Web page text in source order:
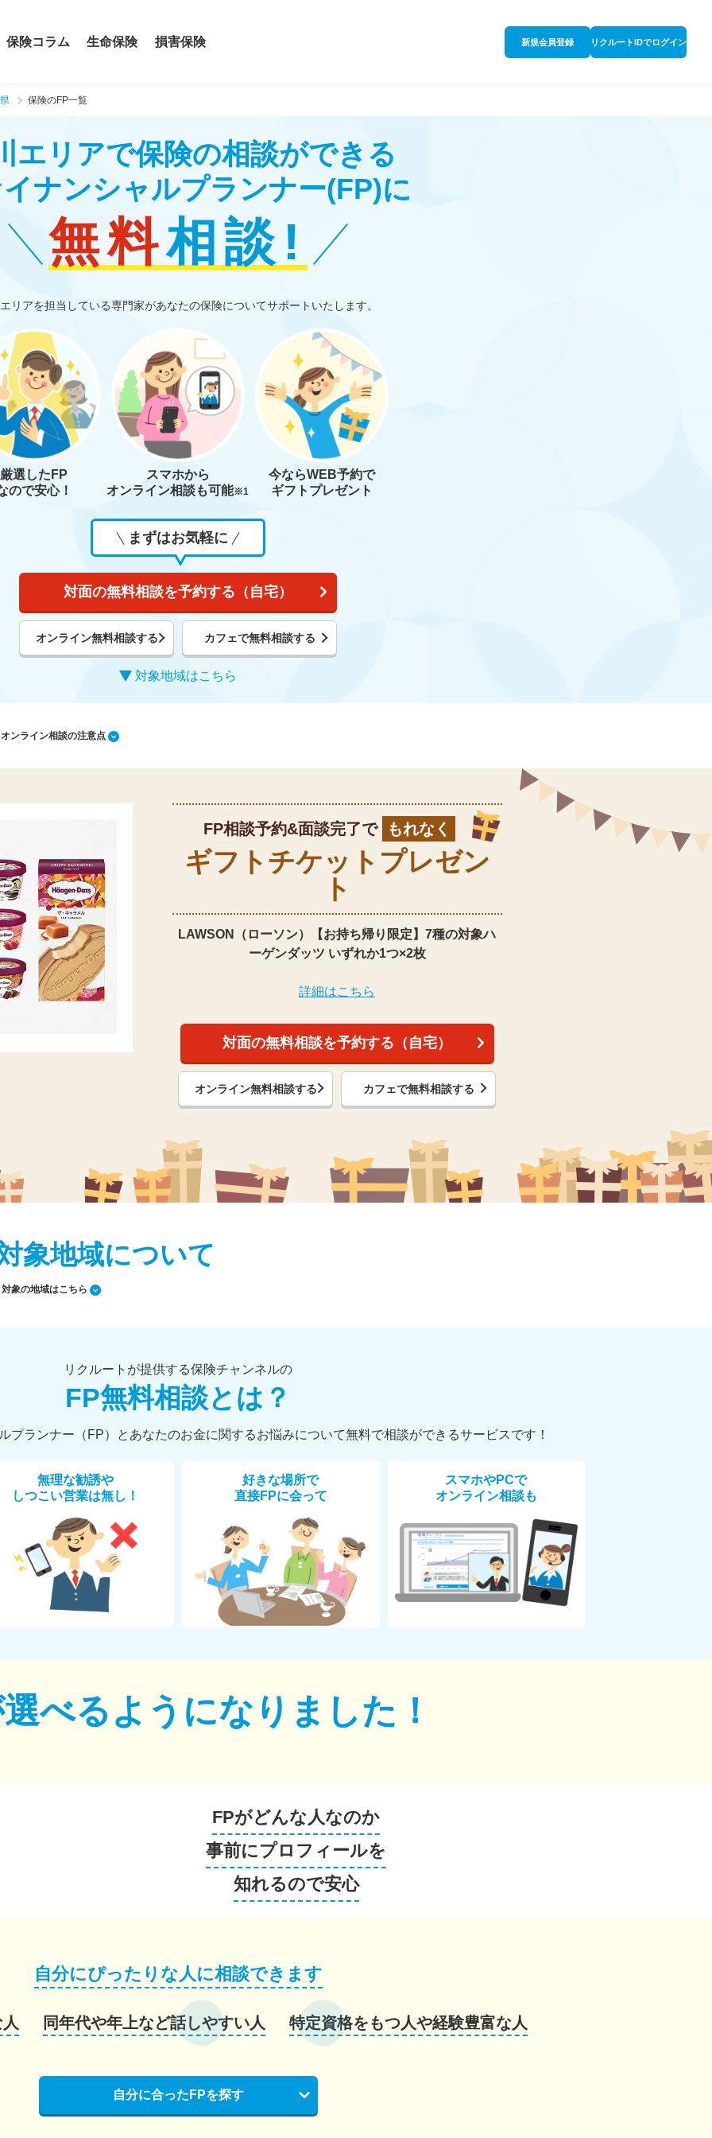
保険コラム 生命保険 損害保険 新規会員登録 リクルートIDでログイン
保険のFP一覧
エリアで保険の相談ができる
ナンシャルプランナー(FP)に
無料相談!
リアを担当している専門家があなたの保険についてサポートいたします。
厳選したFP
ので安心！
スマホから
オンライン相談も可能※1
今ならWEB予約で
ギフトプレゼント
まずはお気軽に
対面の無料相談を予約する（自宅）
オンライン無料相談する カフェで無料相談する
対象地域はこちら
ンライン相談の注意点
FP相談予約&面談完了で もれなく
ギフトチケット プレゼン
ト
LAWSON（ローソン）【お持ち帰り限定】 7種の対象ハ
ーゲンダッツ いずれか1つ×2枚
詳細はこちら
対面の無料相談を予約する（自宅）
オンライン無料相談する カフェで無料相談する
象地域について
対象の地域はこちら
リクルートが提供する保険チャンネルの
FP無料相談とは？
プランナー（FP）とあなたのお金に関するお悩みについて無料で相談ができるサービスです！
無理な勧誘や
しつこい営業は無し！
好きな場所で
直接FPに会って
スマホやPCで
オンライン相談も
べるようになりました！
FPがどんな人なのか
事前にプロフィールを
知れるので安心
自分にぴったりな人に相談できます
同年代や年上など話しやすい人 特定資格をもつ人や経験豊富な人
自分に合ったFPを探す